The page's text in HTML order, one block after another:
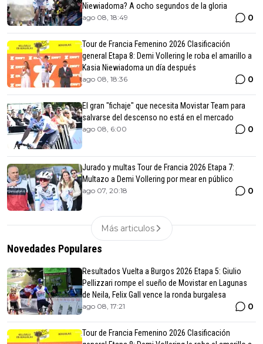
Niewiadoma? A ocho segundos de la gloria
ago 08, 18:49 0
Tour de Francia Femenino 2026 Clasificación
general Etapa 8: Demi Vollering le roba el amarillo a
Kasia Niewiadoma un día después
ago 08, 18:36 0
El gran "fichaje" que necesita Movistar Team para
salvarse del descenso no está en el mercado
ago 08, 6:00 0
Jurado y multas Tour de Francia 2026 Etapa 7:
Multazo a Demi Vollering por mear en público
ago 07, 20:18 0
Más articulos
Novedades Populares
Resultados Vuelta a Burgos 2026 Etapa 5: Giulio
Pellizzari rompe el sueño de Movistar en Lagunas
de Neila, Felix Gall vence la ronda burgalesa
ago 08, 17:21 0
Tour de Francia Femenino 2026 Clasificación